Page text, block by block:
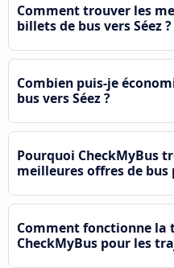
Comment trouver les
billets de bus vers Séez ?
Combien puis-je
bus vers Séez ?
Pourquoi CheckMyBus
meilleures offres de bus
Comment fonctionne la
CheckMyBus pour les